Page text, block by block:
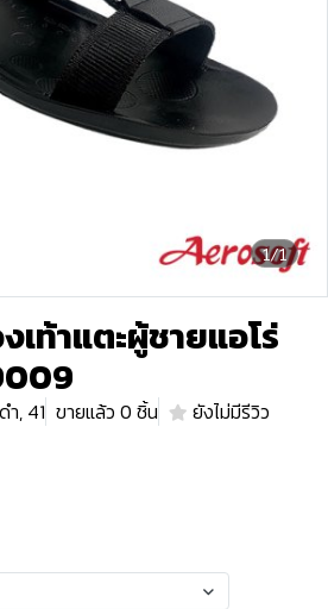
1/1
ท้าแตะผู้ชายแอโร่
ดำ, 41 ขายแล้ว 0 ชิ้น
ยังไม่มีรีวิว